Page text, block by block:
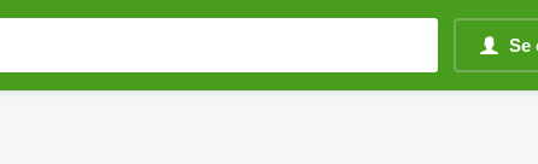
Se